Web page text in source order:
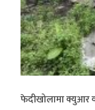
फेदीखोलामा क्युआर